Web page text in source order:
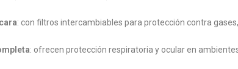
: con filtros intercambiables para protección contra
: ofrecen protección respiratoria y ocular en